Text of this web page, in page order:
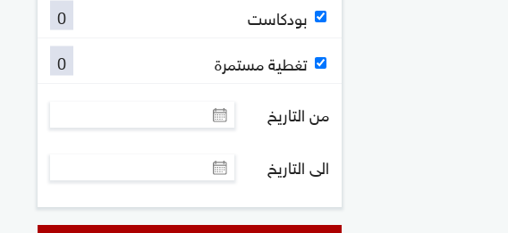
بودكاست
0
تغطية مستمرة
0
من التاريخ
الى التاريخ